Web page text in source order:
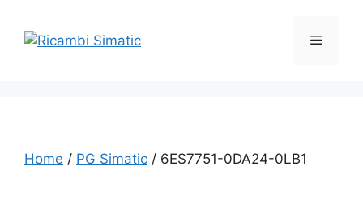
contenuto
Menu
Home / PG Simatic / 6ES7751-0DA24-0LB1